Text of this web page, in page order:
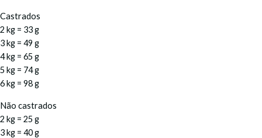
Castrados
2 kg = 33 g
3 kg = 49 g
4 kg = 65 g
5 kg = 74 g
6 kg = 98 g
Não castrados
2 kg = 25 g
3 kg = 40 g